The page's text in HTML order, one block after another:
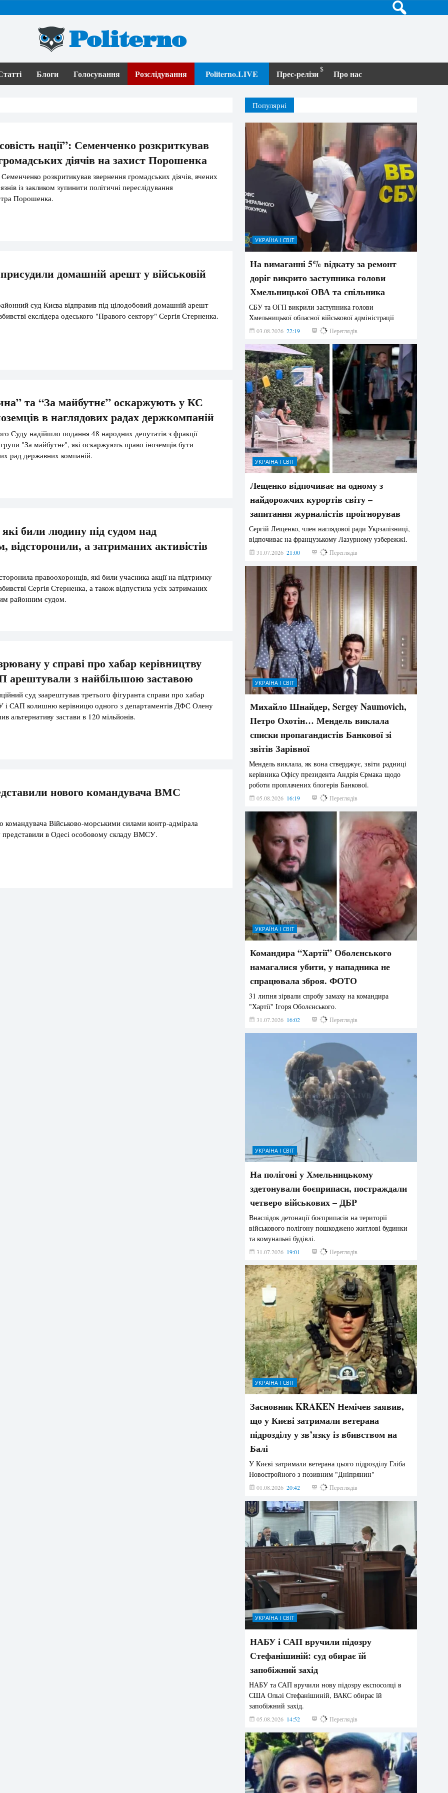
Politerno
Блоги Голосування Розслідування Politerno.LIVE Прес-релізи Про нас
нації”: Семенченко розкриткував
діячів на захист Порошенка
розкритикував звернення громадських діячів, вчених
із закликом зупинити політичні переслідування
Порошенка.
домашній арешт у військовій
суд Києва відправив під цілодобовий домашній арешт
екслідера одеського "Правого сектору" Сергія Стерненка.
та “За майбутнє” оскаржують у КС
в наглядових радах держкомпаній
Суду надійшло подання 48 народних депутатів з фракції
"За майбутнє", які оскаржують право іноземців бути
рад державних компаній.
били людину під судом над
відсторонили, а затриманих активістів
правоохоронців, які били учасника акції на підтримку
Сергія Стерненка, а також відпустила усіх затриманих
районним судом.
у справі про хабар керівництву
з найбільшою заставою
суд заарештував третього фігуранта справи про хабар
і САП колишню керівницю одного з департаментів ДФС Олену
альтернативу застави в 120 мільйонів.
нового командувача ВМС
командувача Військово-морськими силами контр-адмірала
представили в Одесі особовому складу ВМСУ.
Популярні
УКРАЇНА І СВІТ
На вимаганні 5% відкату за ремонт
доріг викрито заступника голови
Хмельницької ОВА та спільника
СБУ та ОГП викрили заступника голови
Хмельницької обласної військової адміністрації
03.08.2026 22:19 855 Переглядів
УКРАЇНА І СВІТ
Лещенко відпочиває на одному з
найдорожчих курортів світу –
запитання журналістів проігнорував
Сергій Лещенко, член наглядової ради Укрзалізниці,
відпочиває на французькому Лазурному узбережжі.
31.07.2026 21:00 217 Переглядів
УКРАЇНА І СВІТ
Михайло Шнайдер, Sergey Naumovich,
Петро Охотін… Мендель виклала
списки пропагандистів Банкової зі
звітів Зарівної
Мендель виклала, як вона стверджує, звіти радниці
керівника Офісу президента Андрія Єрмака щодо
роботи проплачених блогерів Банкової.
05.08.2026 16:19 208 Переглядів
УКРАЇНА І СВІТ
Командира “Хартії” Оболєнського
намагалися убити, у нападника не
спрацювала зброя. ФОТО
31 липня зірвали спробу замаху на командира
"Хартії" Ігоря Оболєнського.
31.07.2026 16:02 200 Переглядів
УКРАЇНА І СВІТ
На полігоні у Хмельницькому
здетонували боєприпаси, постраждали
четверо військових – ДБР
Внаслідок детонації боєприпасів на території
військового полігону пошкоджено житлові будинки
та комунальні будівлі.
31.07.2026 19:01 193 Переглядів
УКРАЇНА І СВІТ
Засновник KRAKEN Немічев заявив,
що у Києві затримали ветерана
підрозділу у зв’язку із вбивством на
Балі
У Києві затримали ветерана цього підрозділу Гліба
Новостройного з позивним "Дніпрянин"
01.08.2026 20:42 185 Переглядів
УКРАЇНА І СВІТ
НАБУ і САП вручили підозру
Стефанішиній: суд обирає їй
запобіжний захід
НАБУ та САП вручили нову підозру експосолці в
США Ользі Стефанішиній, ВАКС обирає їй
запобіжний захід.
05.08.2026 14:52 148 Переглядів